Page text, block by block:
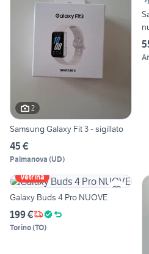
2
Samsung Galaxy Fit 3 - sigillato
45 €
Palmanova (UD)
Vetrina
Galaxy Buds 4 Pro NUOVE
199 €
Torino(TO)